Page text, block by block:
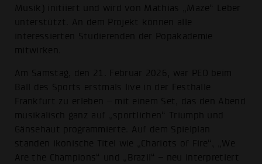
Musik) initiiert und wird von Mathias „Maze“ Leber
unterstützt. An dem Projekt können alle
interessierten Studierenden der Popakademie
mitwirken.
Am Samstag, den 21. Februar 2026, war PEO beim
Ball des Sports erstmals live in der Festhalle
Frankfurt zu erleben – mit einem Set, das den Abend
musikalisch ganz auf „sportlichen“ Triumph und
Gänsehaut programmierte. Auf dem Spielplan
standen ikonische Titel wie „Chariots of Fire“, „We
Are the Champions“ und „Brazil“ – neu interpretiert